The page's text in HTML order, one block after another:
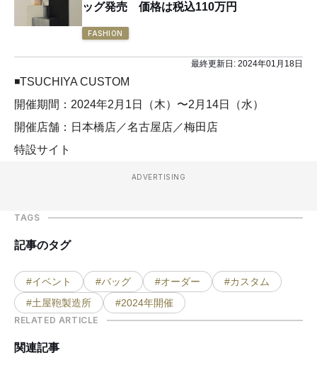
ッグ発売 価格は税込110万円
FASHION
最終更新日: 2024年01月18日
◾️TSUCHIYA CUSTOM
開催期間：2024年2月1日（木）〜2月14日（水）
開催店舗：日本橋店／名古屋店／梅田店
特設サイト
ADVERTISING
TAGS
記事のタグ
#イベント #バッグ #オーダー
#カスタム
#土屋鞄製造所
#2024年開催
RELATED ARTICLE
関連記事